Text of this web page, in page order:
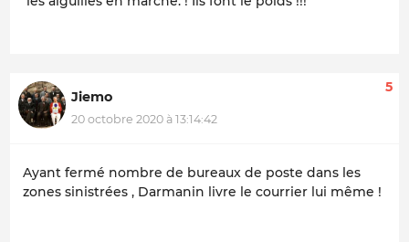
Jiemo
20 octobre 2020 à 13:14:42
5
Ayant fermé nombre de bureaux de poste dans les
zones sinistrées , Darmanin livre le courrier lui même !